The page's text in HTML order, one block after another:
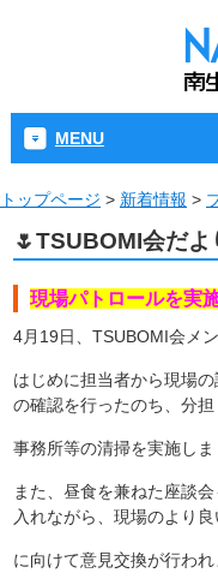
MENU
トップページ > 新着情報 >
🌷TSUBOMI会だよ
現場パトロールを実
4月19日、TSUBOMI会メ
はじめに担当者から現場
の確認を行ったのち、分担
事務所等の清掃を実施しま
また、昼食を兼ねた座談
入れながら、現場のより
に向けて意見交換が行われ